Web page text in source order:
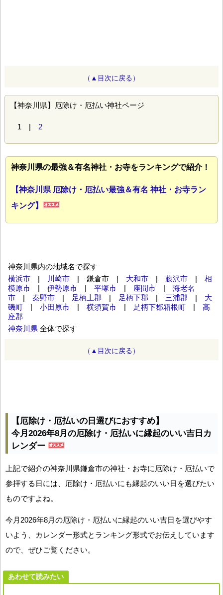
（▲目次に戻る）
【神奈川県】厄除け・厄払い神社ページ
1 | 2
神奈川県の最強＆有名神社・お寺をランキングで紹介！
【神奈川県 厄除け・厄払い最強＆有名 神社・お寺ラン
キング】
神奈川県内の地域名で探す
横浜市 | 川崎市 | 鎌倉市 | 大和市 | 藤沢市 | 相
模原市 | 伊勢原市 | 平塚市 | 座間市 | 海老名
市 | 秦野市 | 足柄上郡 | 足柄下郡 | 三浦郡 | 大
磯町 | 小田原市 | 横須賀市 | 足柄下郡箱根町 | 高
座郡
神奈川県 全体で探す
（▲目次に戻る）
【厄除け・厄払いの日選びにおすすめ】
今月2026年8月の厄除け・厄払いに縁起のいい吉日カ
レンダー
上記で紹介の神奈川県鎌倉市の神社・お寺に厄除け・厄払いで
参拝する日には、厄除け・厄払いにも縁起のいい日を選びたい
ものですよね。
今月2026年8月の厄除け・厄払いに縁起のいい吉日を選びやす
いよう、カレンダー形式とランキング形式でお伝えしています
ので、ぜひご覧ください。
あわせて読みたい